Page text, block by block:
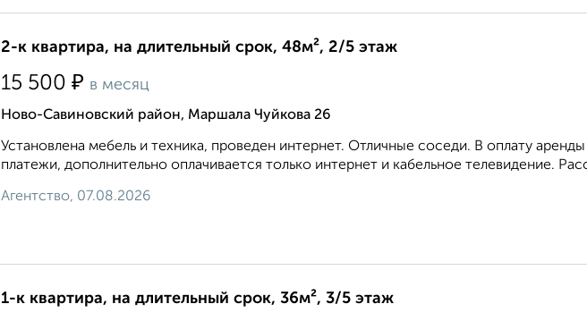
2-к квартира, на длительный срок, 48м², 2/5 этаж
15 500 ₽ в месяц
Ново-Савиновский район, Маршала Чуйкова 26
Установлена мебель и техника, проведен интернет. Отличные соседи. В оплату
платежи, дополнительно оплачивается только интернет и кабельное телевидение.
Агентство, 07.08.2026
1-к квартира, на длительный срок, 36м², 3/5 этаж